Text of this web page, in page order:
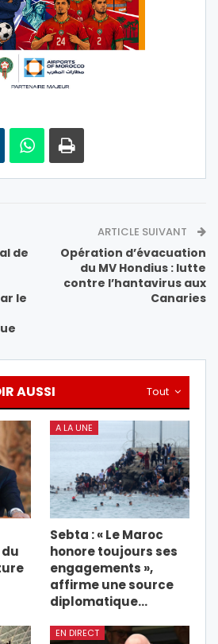
de
le
ARTICLE SUIVANT
Opération d’évacuation
du MV Hondius : lutte
contre l’hantavirus aux
Canaries
Tout
AUSSI
A LA UNE
Sebta : « Le Maroc
honore toujours ses
engagements »,
affirme une source
diplomatique…
EN DIRECT